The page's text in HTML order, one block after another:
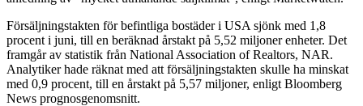
Försäljningstakten för befintliga bostäder i USA sjönk med 1,8
procent i juni, till en beräknad årstakt på 5,52 miljoner enheter. Det
framgår av statistik från National Association of Realtors, NAR.
Analytiker hade räknat med att försäljningstakten skulle ha minskat
med 0,9 procent, till en årstakt på 5,57 miljoner, enligt Bloomberg
News prognosgenomsnitt.